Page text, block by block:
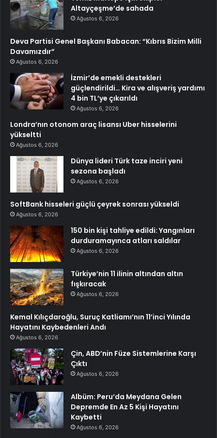
Altayçeşme’de sahada
Ağustos 6, 2026
Deva Partisi Genel Başkanı Babacan: “Kıbrıs Bizim Milli
Davamızdır”
Ağustos 6, 2026
İzmir’de emekli destekleri
güçlendirildi… Kira ve alışveriş yardımı
4 bin TL’ye çıkarıldı
Ağustos 6, 2026
Londra’nın otonom araç lisansı Uber hisselerini
yükseltti
Ağustos 6, 2026
Dünya lideri Türk taze inciri yeni
sezona başladı
Ağustos 6, 2026
SoftBank hisseleri güçlü çeyrek sonrası yükseldi
Ağustos 6, 2026
150 bin kişi tahliye edildi: Yangınları
durduramayınca atları saldılar
Ağustos 6, 2026
Türkiye’nin 11 ilinin altından altın
fışkıracak
Ağustos 6, 2026
Kemal Kılıçdaroğlu, Suruç Katliamı’nın 11’inci Yılında
Hayatını Kaybedenleri Andı
Ağustos 6, 2026
Çin, ABD’nin Füze Sistemlerine Karşı
Çıktı
Ağustos 6, 2026
Albüm: Peru’da Meydana Gelen
Depremde En Az 5 Kişi Hayatını
Kaybetti
Ağustos 6, 2026